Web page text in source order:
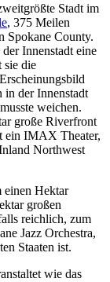
Stadt im
, 375 Meilen
Spokane County.
Innenstadt eine
sie die
in der Innenstadt
weichen.
große Riverfront
ein IMAX Theater,
Northwest
einen Hektar
großen
reichlich, zum
Jazz Orchestra,
Staaten ist.
wie das